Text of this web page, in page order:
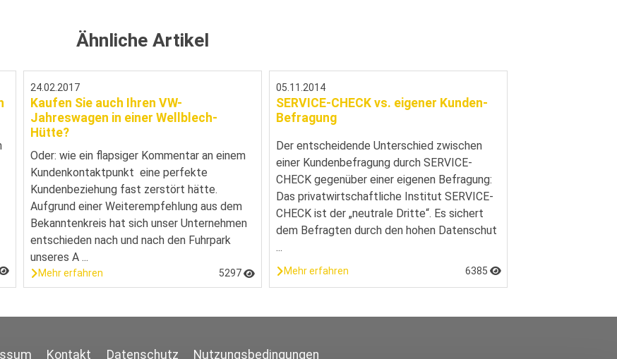
Ähnliche Artikel
24.02.2017
Kaufen Sie auch Ihren VW-
Jahreswagen in einer Wellblech-
Hütte?
Oder: wie ein flapsiger Kommentar an einem
Kundenkontaktpunkt eine perfekte
Kundenbeziehung fast zerstört hätte.
Aufgrund einer Weiterempfehlung aus dem
Bekanntenkreis hat sich unser Unternehmen
entschieden nach und nach den Fuhrpark
unseres A ...
Mehr erfahren 5297
05.11.2014
SERVICE-CHECK vs. eigener Kunden-
Befragung
Der entscheidende Unterschied zwischen
einer Kundenbefragung durch SERVICE-
CHECK gegenüber einer eigenen Befragung:
Das privatwirtschaftliche Institut SERVICE-
CHECK ist der „neutrale Dritte“. Es sichert
dem Befragten durch den hohen Datenschut
...
Mehr erfahren 6385
Kontakt Datenschutz Nutzungsbedingungen